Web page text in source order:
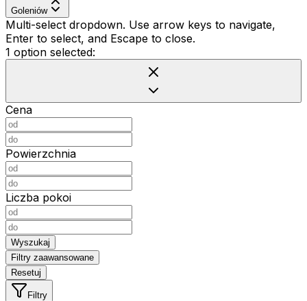
Goleniów
Multi-select dropdown. Use arrow keys to navigate,
Enter to select, and Escape to close.
1 option selected:
Cena
Powierzchnia
Liczba pokoi
Wyszukaj
Filtry zaawansowane
Resetuj
Filtry